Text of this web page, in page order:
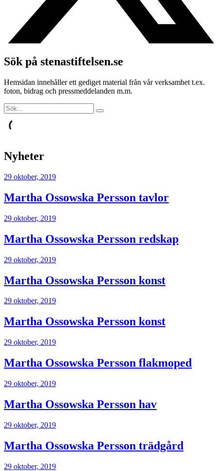
Sök på stenastiftelsen.se
Hemsidan innehåller ett gediget material från vår verksamhet t.ex.
foton, bidrag och pressmeddelanden m.m.
Nyheter
29 oktober, 2019
Martha Ossowska Persson tavlor
29 oktober, 2019
Martha Ossowska Persson redskap
29 oktober, 2019
Martha Ossowska Persson konst
29 oktober, 2019
Martha Ossowska Persson konst
29 oktober, 2019
Martha Ossowska Persson flakmoped
29 oktober, 2019
Martha Ossowska Persson hav
29 oktober, 2019
Martha Ossowska Persson trädgård
29 oktober, 2019